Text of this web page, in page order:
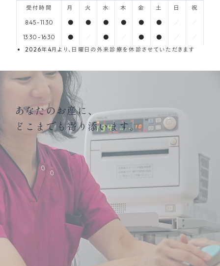
受付時間 月 火 水 木 金 土 日
祝
8:45 - 11:30
● ● ● ● ● ●
13:30 - 16:30 ● ● ● ●
2026年4月より、日曜日の外来診療を休診させていただきます
あなたのお産に、
どこまでも寄り添います。